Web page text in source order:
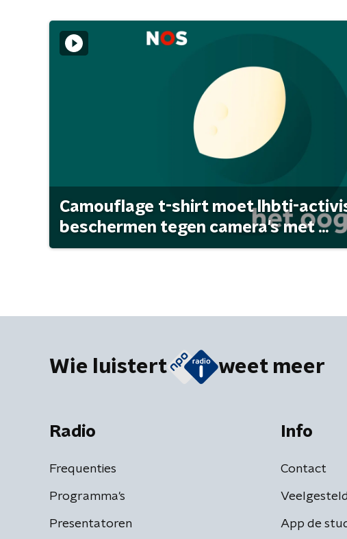
Camouflage t-shirt moet lhbti-
beschermen tegen camera's met ...
Wie luistert weet meer
Radio
Frequenties
Programma's
Presentatoren
Info
Contact
App de